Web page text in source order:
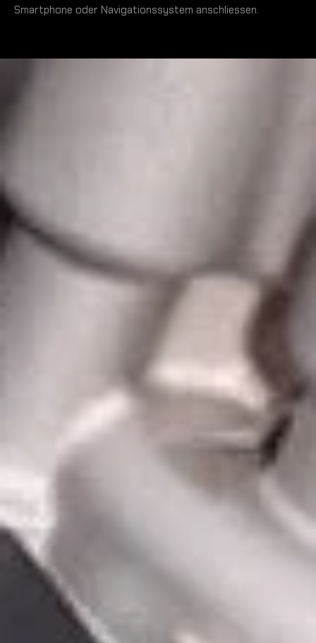
Smartphone oder Navigationssystem anschliessen.